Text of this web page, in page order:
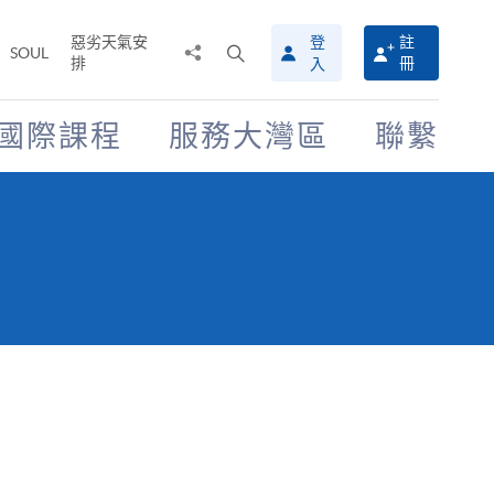
SOUL
惡劣天氣安
排
搜
尋
介
面
登
入
註
冊
際課程 服務大灣區 聯繫